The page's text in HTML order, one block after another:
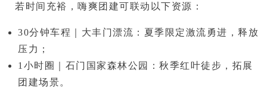
若时间充裕，嗨爽团建可联动以下资源：
30分钟车程 大丰门漂流 ：夏季限定激流勇进，释放
压力；
1小时圈
石门国家森林公园
：秋季红叶徒步，拓展
团建场景。